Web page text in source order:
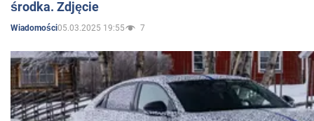
środka. Zdjęcie
Wiadomości05.03.2025 19:55 7